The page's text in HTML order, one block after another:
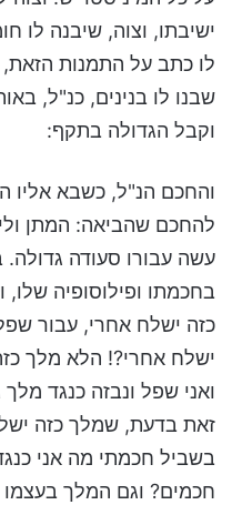
ישיבתו, וצוה, שיבנה לו
לו כתב על התמנות הזאת,
שבנו לו בנינים, כנ"ל,
וקבל הגדולה בתקף:
והחכם הנ"ל, כשבא אליו
להחכם שהביאה: המתן
עשה עבורו סעודה
בחכמתו ופילוסופיה
כזה ישלח אחרי, עבור
ישלח אחרי?! הלא מלך
ואני שפל ונבזה כנגד מלך
זאת בדעת, שמלך כזה
בשביל חכמתי מה אני
חכמים? וגם המלך